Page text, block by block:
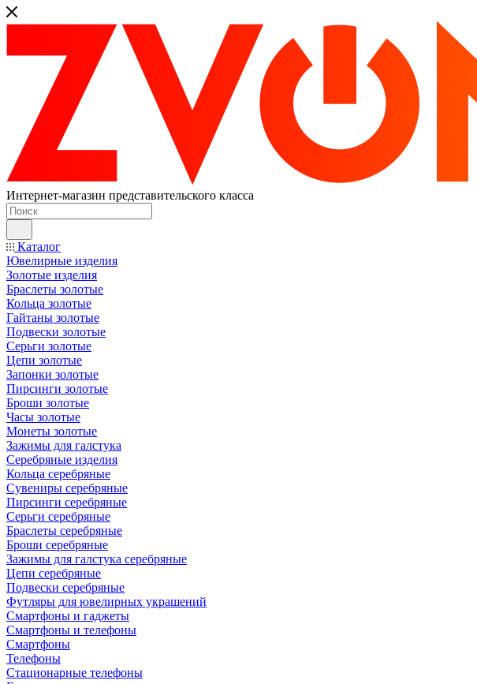
Интернет-магазин представительского класса
Каталог
Ювелирные изделия
Золотые изделия
Браслеты золотые
Кольца золотые
Гайтаны золотые
Подвески золотые
Серьги золотые
Цепи золотые
Запонки золотые
Пирсинги золотые
Броши золотые
Часы золотые
Монеты золотые
Зажимы для галстука
Серебряные изделия
Кольца серебряные
Сувениры серебряные
Пирсинги серебряные
Серьги серебряные
Браслеты серебряные
Броши серебряные
Зажимы для галстука серебряные
Цепи серебряные
Подвески серебряные
Футляры для ювелирных украшений
Смартфоны и гаджеты
Смартфоны и телефоны
Смартфоны
Телефоны
Стационарные телефоны